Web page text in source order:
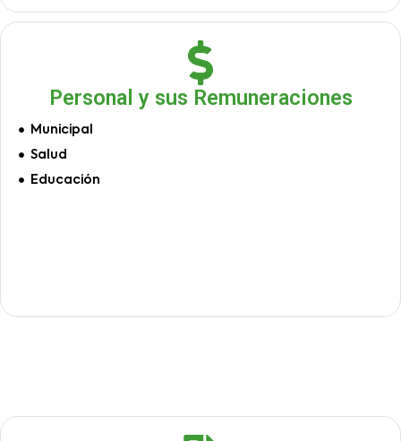
Personal y sus Remuneraciones
Municipal
Salud
Educación